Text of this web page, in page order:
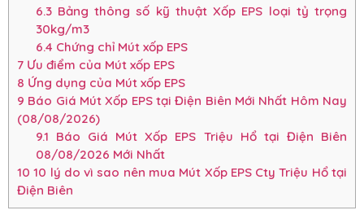
6.3Bảng thông số kỹ thuật Xốp EPS loại tỷ trọng
30kg/m3
6.4 Chứng chỉ Mút xốp EPS
7 Ưu điểm của Mút xốp EPS
8 Ứng dụng của Mút xốp EPS
9 Báo Giá Mút Xốp EPS tại Điện Biên Mới Nhất Hôm Nay
(08/08/2026)
9.1 Báo Giá Mút Xốp EPS Triệu Hổ tại Điện Biên
08/08/2026 Mới Nhất
10 10 lý do vì sao nên mua Mút Xốp EPS Cty Triệu Hổ tại
Điện Biên